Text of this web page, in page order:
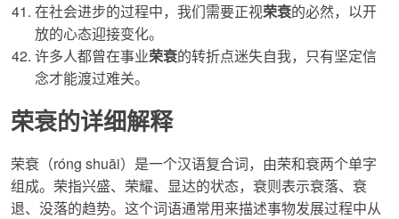
在社会进步的过程中，我们需要正视荣衰的必然，以开
放的心态迎接变化。
许多人都曾在事业荣衰的转折点迷失自我，只有坚定信
念才能渡过难关。
荣衰的详细解释
荣衰 （róng shuāi）是一个汉语复合词，由荣和衰两个单字
组成。荣指兴盛、荣耀、显达的状态，衰则表示衰落、衰
退、没落的趋势。这个词语通常用来描述事物发展过程中从